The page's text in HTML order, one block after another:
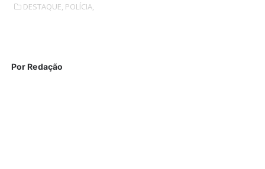
DESTAQUE, POLÍCIA,
PorRedação